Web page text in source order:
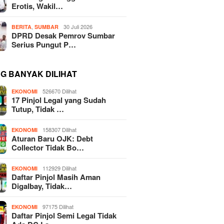
Erotis, Wakil…
BERITA ,SUMBAR 30 Juli 2026
DPRD Desak Pemrov Sumbar
Serius Pungut P…
BANYAK DILIHAT
EKONOMI 526670 Dilihat
17 Pinjol Legal yang Sudah
Tutup, Tidak …
EKONOMI 158307 Dilihat
Aturan Baru OJK: Debt
Collector Tidak Bo…
EKONOMI 112929 Dilihat
Daftar Pinjol Masih Aman
Digalbay, Tidak…
EKONOMI 97175 Dilihat
Daftar Pinjol Semi Legal Tidak